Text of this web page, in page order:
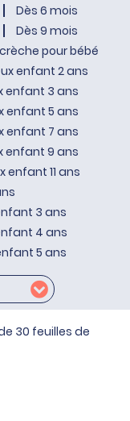
Dès 6 mois
Dès 9 mois
pour bébé
enfant 2 ans
enfant 3 ans
enfant 5 ans
enfant 7 ans
enfant 9 ans
enfant 11 ans
3 ans
4 ans
5 ans
30 feuilles de